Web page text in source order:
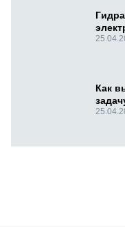
Как